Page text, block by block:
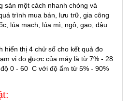
sản một cách nhanh chóng và
trình mua bán, lưu trữ, gia công
lúa mạch, lúa mì, ngô, gạo, đậu
thị 4 chử số cho kết quả đo
vi đo được của máy là từ 7% - 28
0 - 60
o
C với độ ẩm từ 5% - 90%